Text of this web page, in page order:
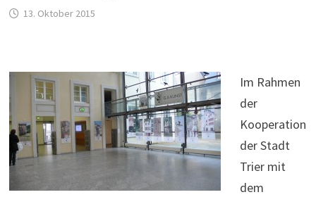
13. Oktober 2015
Im Rahmen
der
Kooperation
der Stadt
Trier mit
dem